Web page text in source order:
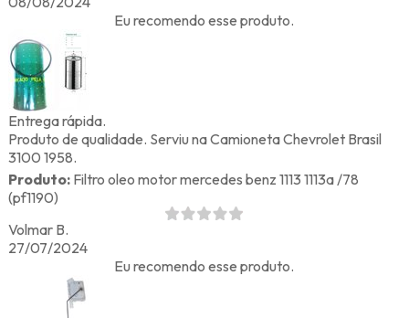
Eu recomendo esse produto.
Entrega rápida.
Produto de qualidade. Serviu na Camioneta Chevrolet Brasil
3100 1958.
Produto:Filtro oleo motor mercedes benz 1113 1113a /78
(pf1190)
Volmar B.
27/07/2024
Eu recomendo esse produto.